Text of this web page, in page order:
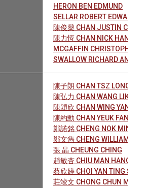
HERON BEN EDMUND
SELLAR ROBERT EDWARD
陳俊燊 CHAN JUSTIN CHUN
陳力恆 CHAN NICK HANG
MCGAFFIN CHRISTOPHER
SWALLOW RICHARD ANDREW
陳子朗 CHAN TSZ LONG
陳弘力 CHAN WANG LIK
陳穎欣 CHAN WING YAN
陳約勳 CHAN YEUK FAN
鄭諾銘 CHENG NOK MING
鄭文雋 CHENG WILLIAM MAN
張 晶 CHEUNG CHING
趙敏杏 CHIU MAN HANG
蔡欣婷 CHOI YAN TING
莊竣文 CHONG CHUN MAN